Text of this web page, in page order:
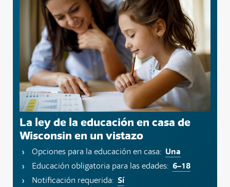
La ley de la educación en casa de
Wisconsin en un vistazo
Opciones para la educación en casa: Una
Educación obligatoria para las edades: 6–18
Notificación requerida: Sí